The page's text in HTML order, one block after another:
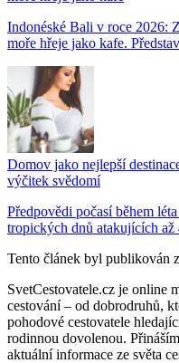
Indonéské Bali v roce 2026:
moře hřeje jako kafe.
Domov jako nejlepší
výčitek svědomí
Předpovědi počasí během
tropických dnů atakujících až
Tento článek byl publikován
SvetCestovatele.cz je online
cestování – od dobrodruhů,
pohodové cestovatele
rodinnou dovolenou.
aktuální informace ze světa